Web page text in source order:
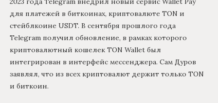
для платежей в биткоинах, криптовалюте TON и
стейблкоине USDT. В сентября прошлого года
Telegram получил обновление, в рамках которого
криптовалютный кошелек TON Wallet был
интегрирован в интерфейс мессенджера. Сам Дуров
заявлял, что из всех криптовалют держит только TON
и биткоин.